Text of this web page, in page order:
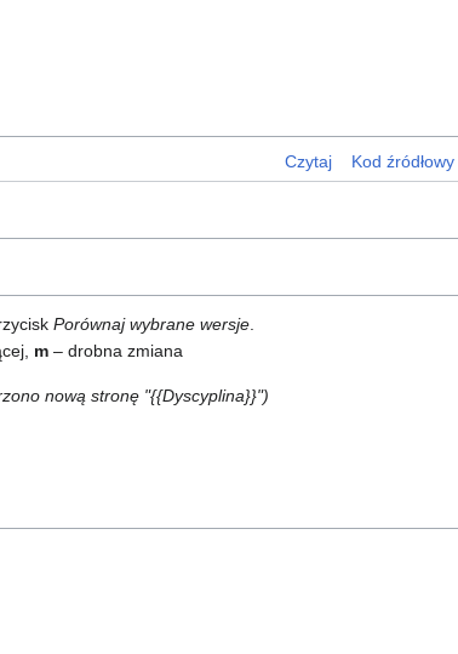
Czytaj Kod źródłowy
Porównaj wybrane wersje
m – drobna zmiana
nową stronę "{{Dyscyplina}}"